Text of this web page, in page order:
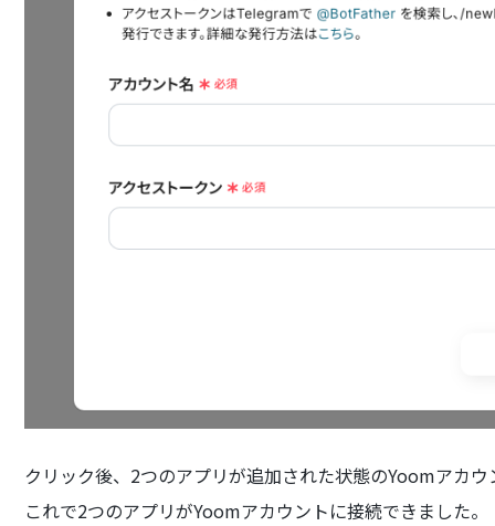
クリック後、2つのアプリが追加された状態のYoomアカ
これで2つのアプリがYoomアカウントに接続できました。